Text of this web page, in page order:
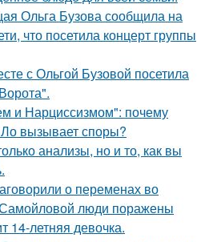
Ольга Бузова сообщила на
что посетила концерт группы
с Ольгой Бузовой посетила
и Нарциссизмом": почему
вызывает споры?
анализы, но и то, как вы
о переменах во
люди поражены
14-летняя девочка.